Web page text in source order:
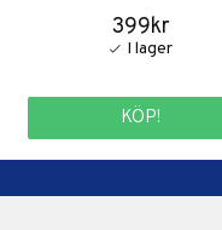
399kr
KÖP!